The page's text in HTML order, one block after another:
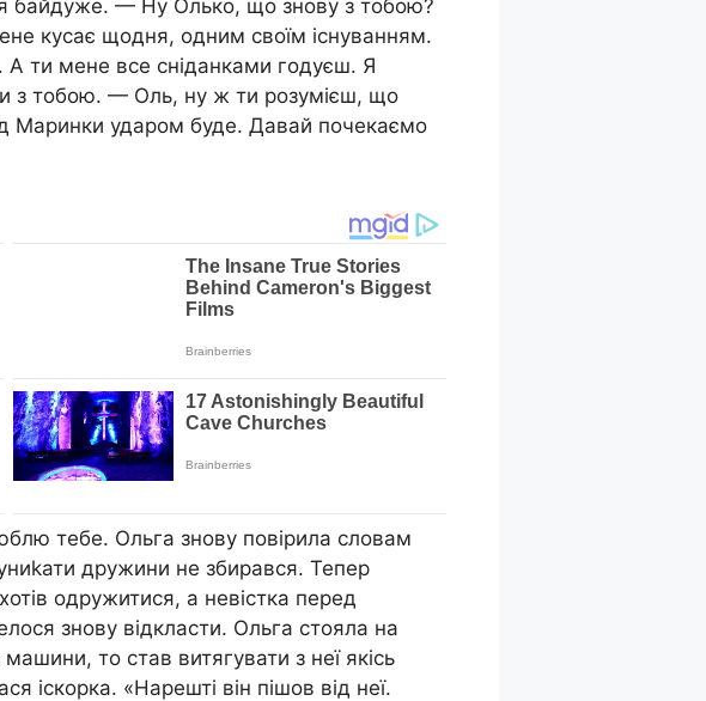
байдуже. — Ну Олько, що знову з тобою?
кусає щодня, одним своїм існуванням.
А ти мене все сніданками годуєш. Я
з тобою. — Оль, ну ж ти розумієш, що
Маринки удaром буде. Давай почекаємо
тебе. Ольга знову повірила словам
дружини не збирався. Тепер
одружитися, а невістка перед
знову відкласти. Ольга стояла на
то став витягувати з неї якісь
іскорка. «Нарешті він пішов від неї.